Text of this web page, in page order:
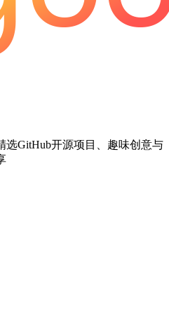
选GitHub开源项目、趣味创意与